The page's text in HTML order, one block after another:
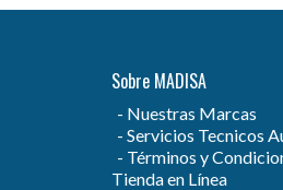
Sobre MADISA
Nuestras Marcas
Servicios Tecnicos
Términos y
Tienda en Línea